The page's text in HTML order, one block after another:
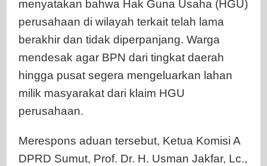
menyatakan bahwa Hak Guna Usaha (HGU)
perusahaan di wilayah terkait telah lama
berakhir dan tidak diperpanjang. Warga
mendesak agar BPN dari tingkat daerah
hingga pusat segera mengeluarkan lahan
milik masyarakat dari klaim HGU
perusahaan.
Merespons aduan tersebut, Ketua Komisi A
DPRD Sumut, Prof. Dr. H. Usman Jakfar, Lc.,